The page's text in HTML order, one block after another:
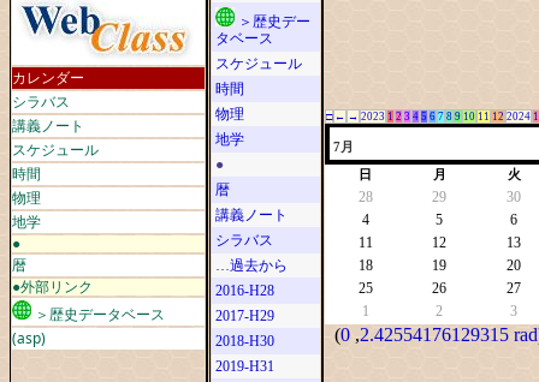
カレンダー
シラバス
講義ノート
スケジュール
時間
物理
地学
●
暦
●外部リンク
＞歴史データベース
(asp)
＞歴史デー
タベース
スケジュール
時間
物理
地学
●
暦
講義ノート
シラバス
…過去から
2016-H28
2017-H29
2018-H30
2019-H31
□ ← → 2023 1 2 3 4 5 6 7 8 9 10 11 12 2024 1
7月
日 月 火
28 29
30
4
5
6
11
12
13
18
19
20
25
26
27
1
2 3
(0 ,2.42554176129315 rad